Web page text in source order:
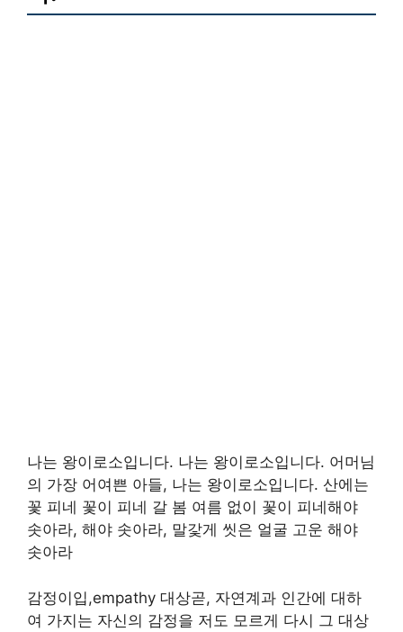
나는 왕이로소입니다. 나는 왕이로소입니다. 어머님
의 가장 어여쁜 아들, 나는 왕이로소입니다. 산에는
꽃 피네 꽃이 피네 갈 봄 여름 없이 꽃이 피네해야
솟아라, 해야 솟아라, 말갗게 씻은 얼굴 고운 해야
솟아라
감정이입,empathy 대상곧, 자연계과 인간에 대하
여 가지는 자신의 감정을 저도 모르게 다시 그 대상